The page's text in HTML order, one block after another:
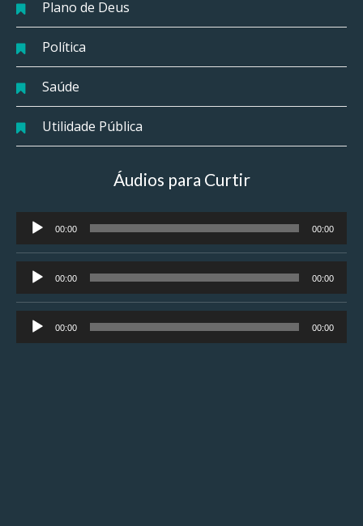
Plano de Deus
Política
Saúde
Utilidade Pública
Áudios para Curtir
Tocador
de
áudio
00:00 00:00
Tocador
de
áudio
00:00 00:00
Tocador
de
00:00 00:00